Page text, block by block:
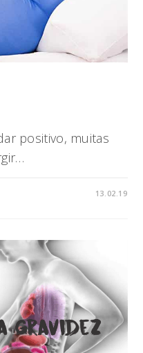
positivo, muitas
13.02.19